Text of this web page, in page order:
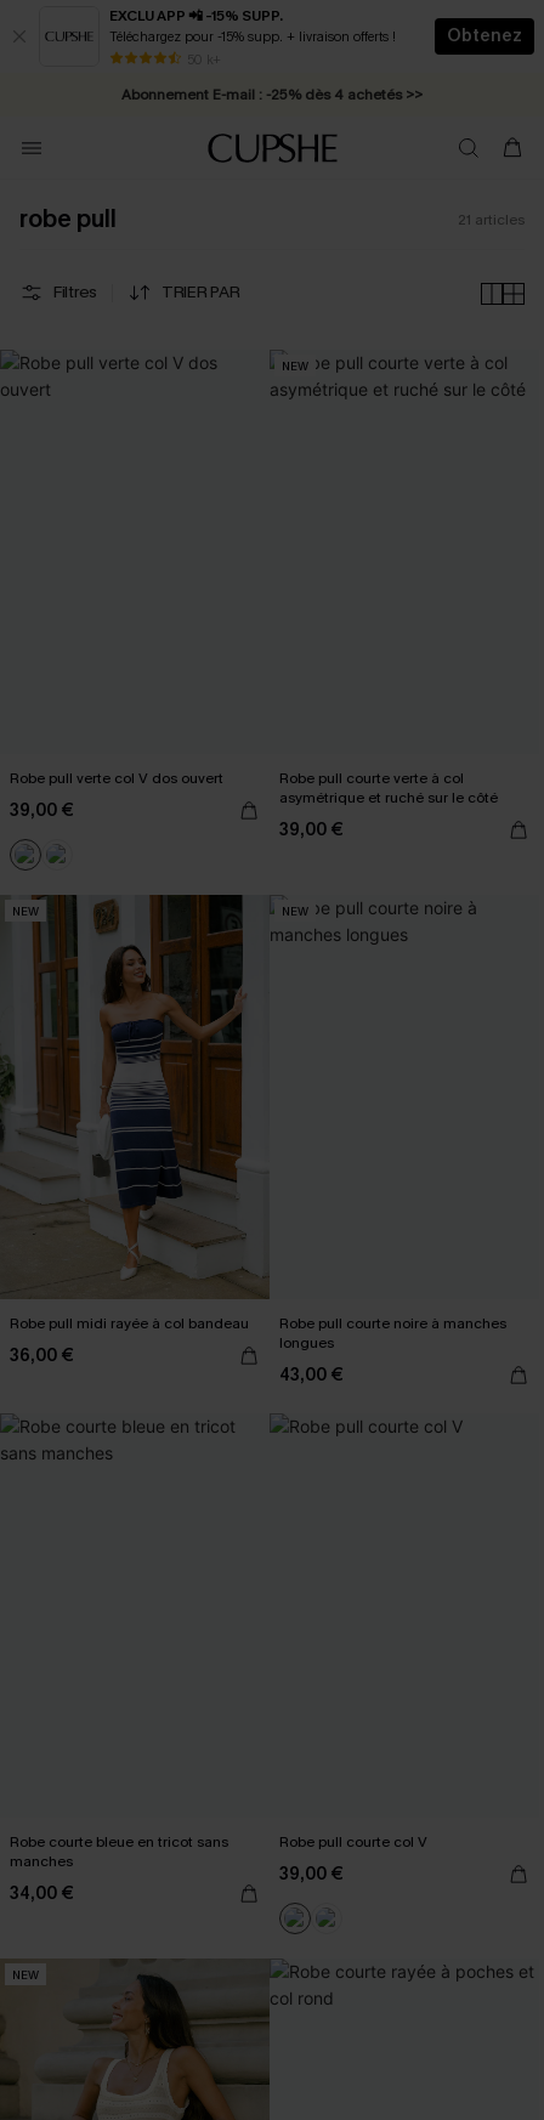
EXCLU APP 📲 -15% SUPP.
Téléchargez pour -15% supp. + livraison offerts !
50 k+
Obtenez
* Livraison éclair 2-3 jours ouvrés >>
Abonnement E-mail : -25% dès 4 achetés >>
robe pull 21 articles
Filtres TRIER PAR
Robe pull verte col V dos ouvert
39,00 €
NEW
Robe pull courte verte à col
asymétrique et ruché sur le côté
39,00 €
NEW
Robe pull midi rayée à col bandeau
36,00 €
NEW
Robe pull courte noire à manches
longues
43,00 €
Robe courte bleue en tricot sans
manches
34,00 €
Robe pull courte col V
39,00 €
NEW